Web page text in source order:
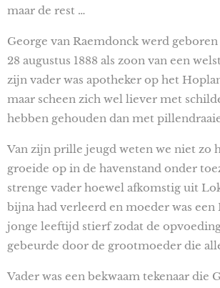
maar de rest …
George van Raemdonck werd
28 augustus 1888 als zoon van een
zijn vader was apotheker op het
maar scheen zich wel liever met
hebben gehouden dan met
Van zijn prille jeugd weten we niet zo
groeide op in de havenstand onder
strenge vader hoewel afkomstig uit
bijna had verleerd en moeder was een
jonge leeftijd stierf zodat de
gebeurde door de grootmoeder die
Vader was een bekwaam tekenaar die